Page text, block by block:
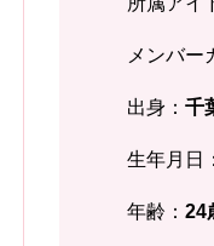
メンバー
出身： 千
生年月日：
年齢： 24